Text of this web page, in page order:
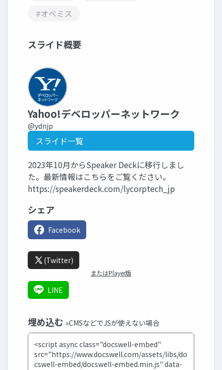
#オペミス
スライド概要
Yahoo!デベロッパーネットワーク
@ydnjp
スライド一覧
2023年10月からSpeaker Deckに移行しまし
た。最新情報はこちらをご覧ください。
https://speakerdeck.com/lycorptech_jp
シェア
Facebook
(Twitter)
またはPlayer版
LINE
埋め込む »CMSなどでJSが使えない場合